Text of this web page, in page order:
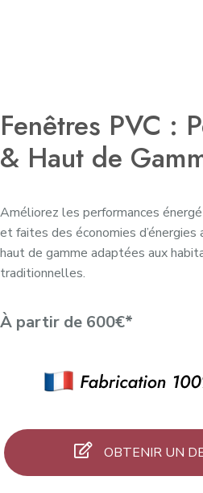
Fenêtres PVC :
& Haut de
Améliorez les performances
et faites des économies
haut de gamme adaptées aux
traditionnelles.
À partir de 600€*
OBTENIR UN